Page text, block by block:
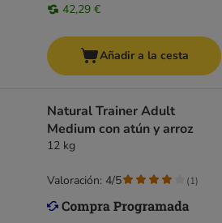
42,29 €
Añadir a la cesta
Natural Trainer Adult
Medium con atún y arroz
12 kg
Valoración: 4/5 (1)